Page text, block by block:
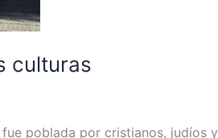
culturas
poblada por cristianos, judíos y